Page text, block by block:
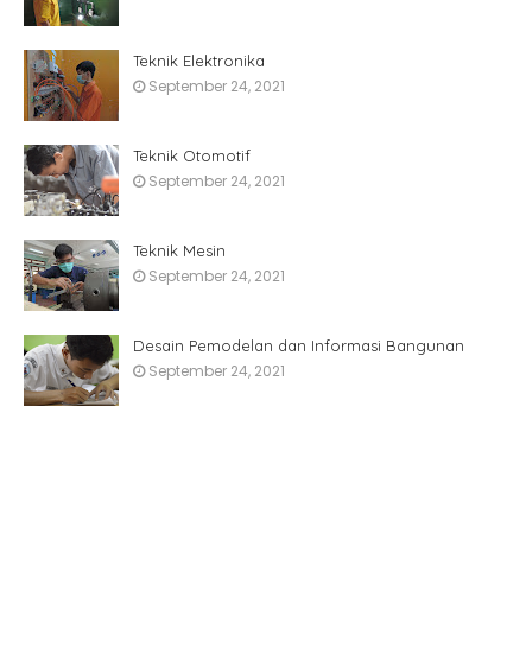
Teknik Elektronika
September 24, 2021
Teknik Otomotif
September 24, 2021
Teknik Mesin
September 24, 2021
Desain Pemodelan dan Informasi Bangunan
September 24, 2021